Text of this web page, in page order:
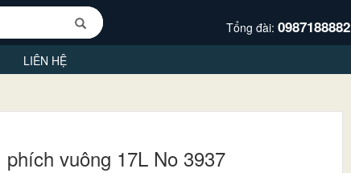
Tổng đài: 0987188882
LIÊN HỆ
phích vuông 17L No 3937